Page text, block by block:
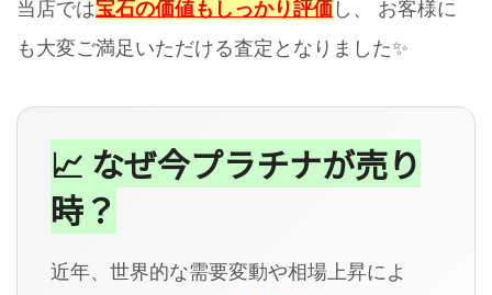
当店では宝石の価値もしっかり評価 し、 お客様に
も大変ご満足いただける査定となりました✨
📈 なぜ今プラチナが売り
時？
近年、世界的な需要変動や相場上昇によ